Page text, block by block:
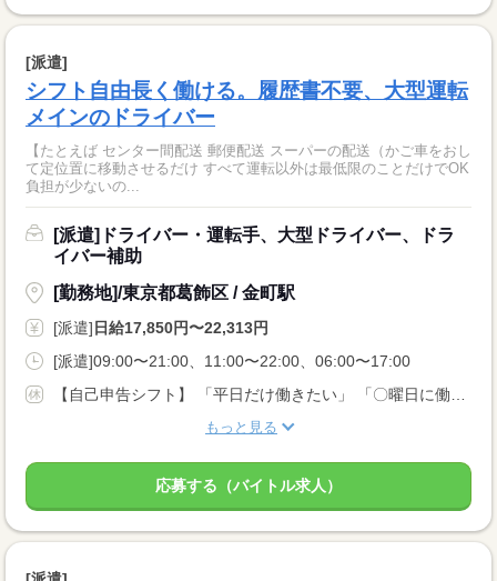
[派遣]
シフト自由長く働ける。履歴書不要、大型運転
メインのドライバー
【たとえば センター間配送 郵便配送 スーパーの配送（かご車をおし
て定位置に移動させるだけ すべて運転以外は最低限のことだけでOK
負担が少ないの...
[派遣]ドライバー・運転手、大型ドライバー、ドラ
イバー補助
[勤務地]/東京都葛飾区 / 金町駅
[派遣] 日給17,850円〜22,313円
[派遣]09:00〜21:00、11:00〜22:00、06:00〜17:00
【自己申告シフト】 「平日だけ働きたい」 「〇曜日に働きたい」 など、働き方は自分で選べます。 曜日・時間についてのご希望も 面談の際に教えてくださいね。 ※こちらは中型以上のお仕事の例です
もっと見る
応募する（バイトル求人）